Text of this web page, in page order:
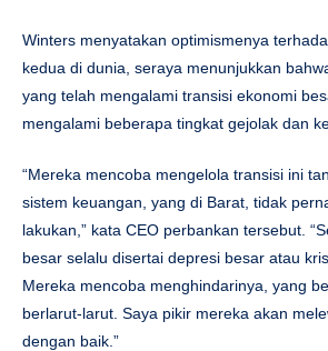
Winters menyatakan optimismenya
kedua di dunia, seraya menunjukkan
yang telah mengalami transisi ekonomi
mengalami beberapa tingkat gejolak dan
“Mereka mencoba mengelola transisi ini
sistem keuangan, yang di Barat, tidak
lakukan,” kata CEO perbankan tersebut.
besar selalu disertai depresi besar atau
Mereka mencoba menghindarinya, yang
berlarut-larut. Saya pikir mereka akan
dengan baik.”